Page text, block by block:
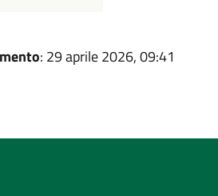
: 29 aprile 2026, 09:41